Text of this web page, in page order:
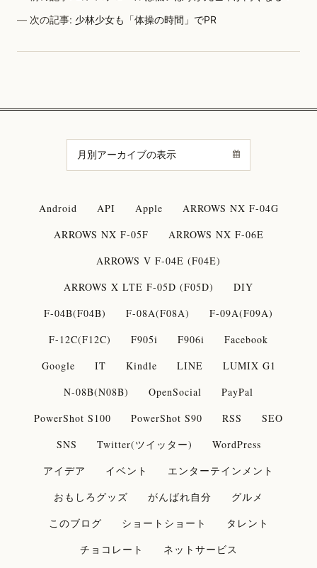
次の記事: 少林少女も「体操の時間」でPR
Android API Apple
ARROWS NX F-04G
ARROWS NX F-05F
ARROWS NX F-06E
ARROWS V F-04E (F04E)
ARROWS X LTE F-05D (F05D)
DIY
F-04B(F04B)
F-08A(F08A)
F-09A(F09A)
F-12C(F12C)
F905i F906i
Facebook
Google
IT Kindle LINE
LUMIX G1
N-08B(N08B)
OpenSocial
PayPal
PowerShot S100
PowerShot S90 RSS
SEO
SNS
Twitter(ツイッター)
WordPress
アイデア
イベント
エンターテインメント
おもしろグッズ
がんばれ自分
グルメ
このブログ
ショートショート
タレント
チョコレート
ネットサービス